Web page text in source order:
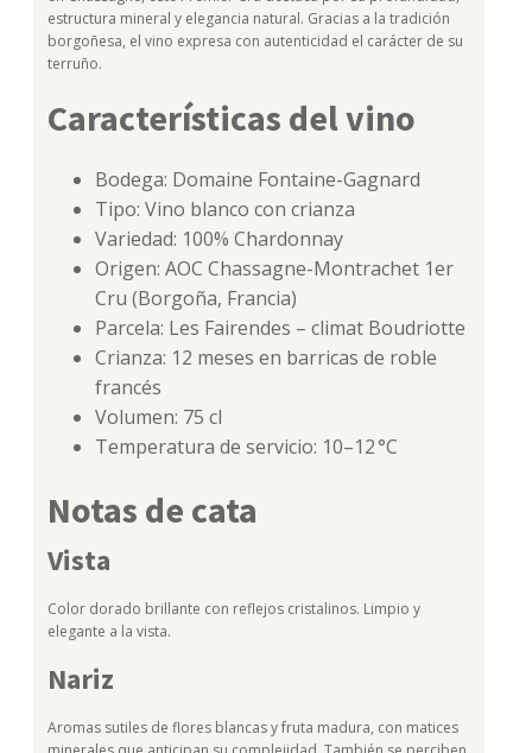
estructura mineral y elegancia natural. Gracias a la tradición
borgoñesa, el vino expresa con autenticidad el carácter de su
terruño.
Características del vino
Bodega: Domaine Fontaine-Gagnard
Tipo: Vino blanco con crianza
Variedad: 100% Chardonnay
Origen: AOC Chassagne-Montrachet 1er
Cru (Borgoña, Francia)
Parcela: Les Fairendes – climat Boudriotte
Crianza: 12 meses en barricas de roble
francés
Volumen: 75 cl
Temperatura de servicio: 10–12 °C
Notas de cata
Vista
Color dorado brillante con reflejos cristalinos. Limpio y
elegante a la vista.
Nariz
Aromas sutiles de flores blancas y fruta madura, con matices